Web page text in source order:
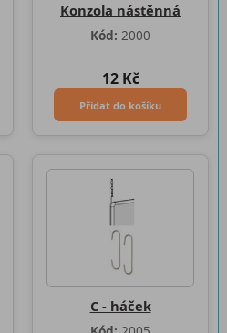
Konzola nástěnná
Kód: 2000
12 Kč
Přidat do košíku
C - háček